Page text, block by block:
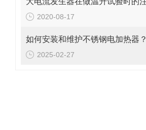
2020-08-17
如何安装和维护不锈钢电加热器？
2025-02-27